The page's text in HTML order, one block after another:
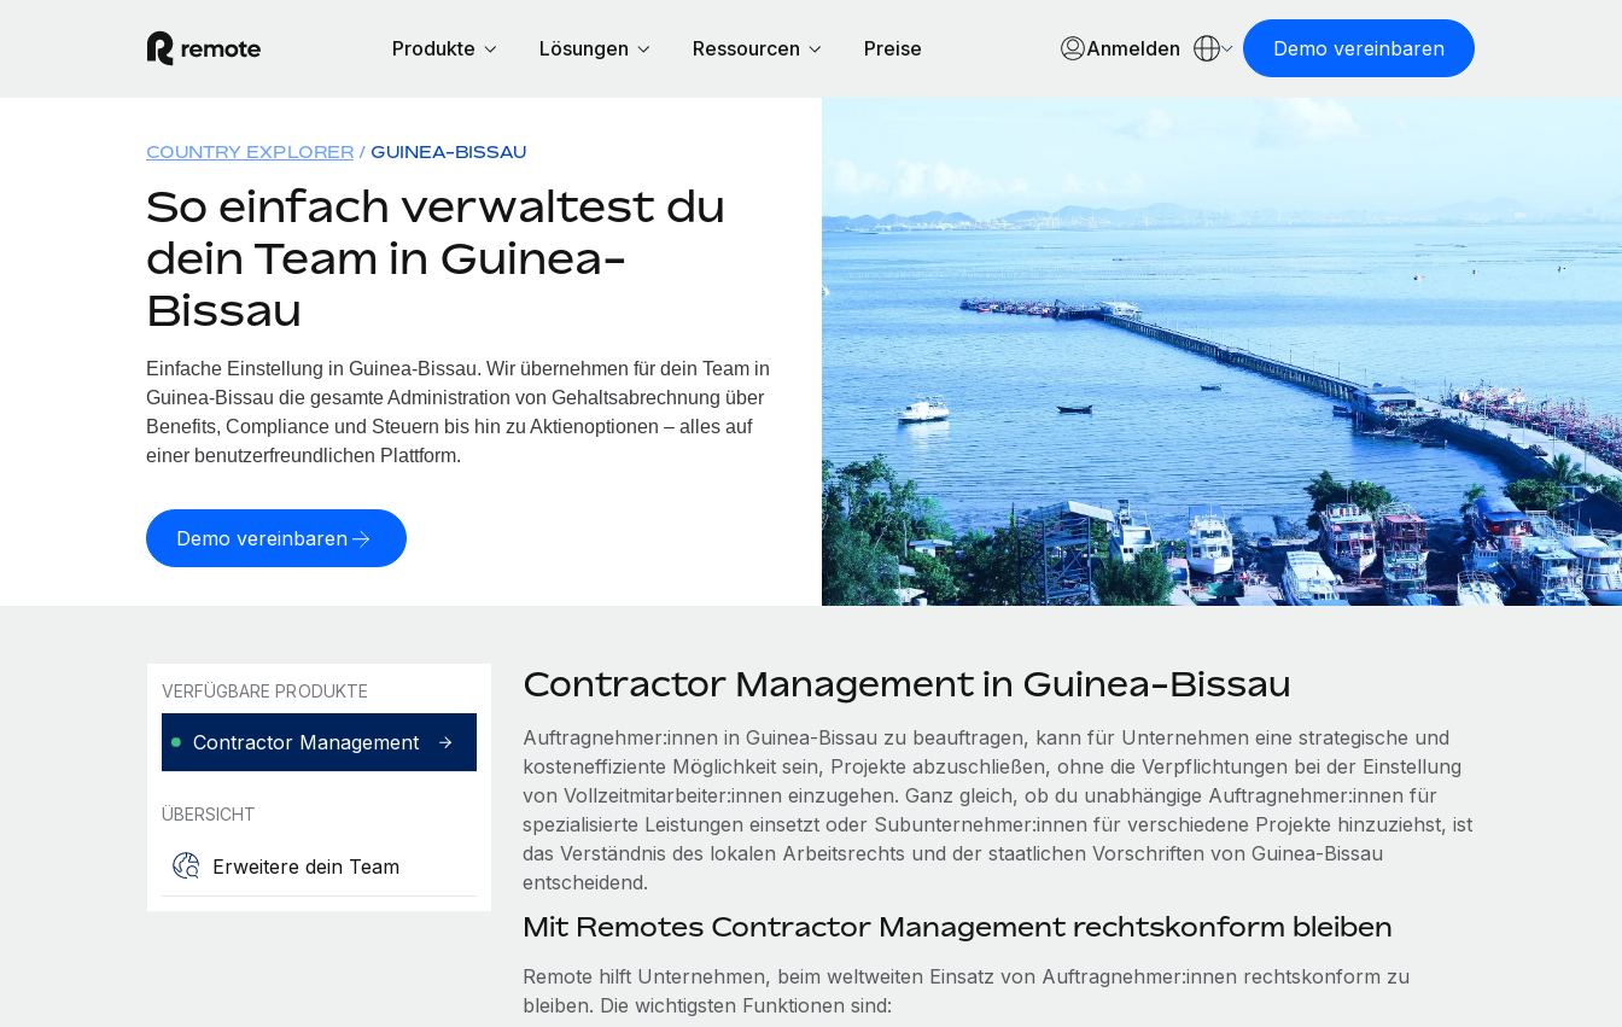
Produkte Lösungen Ressourcen Preise Anmelden Demo vereinbaren
COUNTRY EXPLORER GUINEA-BISSAU
So einfach verwaltest du
dein Team in Guinea-
Bissau
Einfache Einstellung in Guinea-Bissau. Wir übernehmen für dein Team in
Guinea-Bissau die gesamte Administration von Gehaltsabrechnung über
Benefits, Compliance und Steuern bis hin zu Aktienoptionen – alles auf
einer benutzerfreundlichen Plattform.
Demo vereinbaren
VERFÜGBARE PRODUKTE
Contractor Management
ÜBERSICHT
Erweitere dein Team
Contractor Management in Guinea-Bissau
Auftragnehmer:innen in Guinea-Bissau zu beauftragen, kann für Unternehmen eine strategische und
kosteneffiziente Möglichkeit sein, Projekte abzuschließen, ohne die Verpflichtungen bei der Einstellung
von Vollzeitmitarbeiter:innen einzugehen. Ganz gleich, ob du unabhängige Auftragnehmer:innen für
spezialisierte Leistungen einsetzt oder Subunternehmer:innen für verschiedene Projekte hinzuziehst, ist
das Verständnis des lokalen Arbeitsrechts und der staatlichen Vorschriften von Guinea-Bissau
entscheidend.
Mit Remotes Contractor Management rechtskonform bleiben
Remote hilft Unternehmen, beim weltweiten Einsatz von Auftragnehmer:innen rechtskonform zu
bleiben. Die wichtigsten Funktionen sind: